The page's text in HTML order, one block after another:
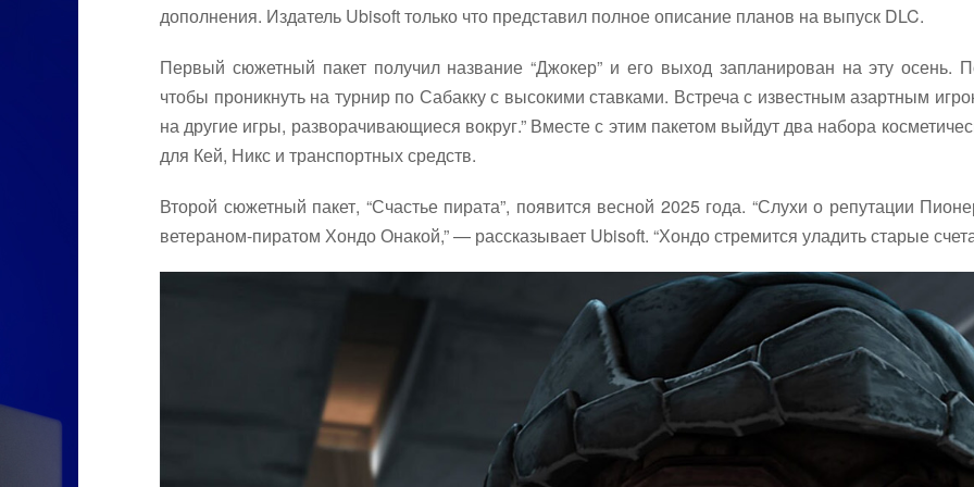
дополнения. Издатель Ubisoft только что представил полное описание планов на выпуск DLC.
Первый сюжетный пакет получил название “Джокер” и его выход запланирован на эту
чтобы проникнуть на турнир по Сабакку с высокими ставками. Встреча с известным азартным
на другие игры, разворачивающиеся вокруг.” Вместе с этим пакетом выйдут два набора
для Кей, Никс и транспортных средств.
Второй сюжетный пакет, “Счастье пирата”, появится весной 2025 года. “Слухи о репутации
ветераном-пиратом Хондо Онакой,” — рассказывает Ubisoft. “Хондо стремится уладить старые